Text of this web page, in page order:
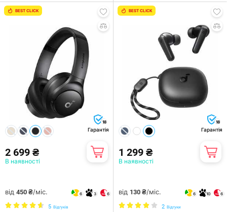
BEST CLICK
18
Гарантія
2 699 ₴
В наявності
від 450 ₴/міс. 6 3 6
5 Відгуків
BEST CLICK
18
Гарантія
1 299 ₴
В наявності
від 130 ₴/міс. 6 10 6
2 Відгуки